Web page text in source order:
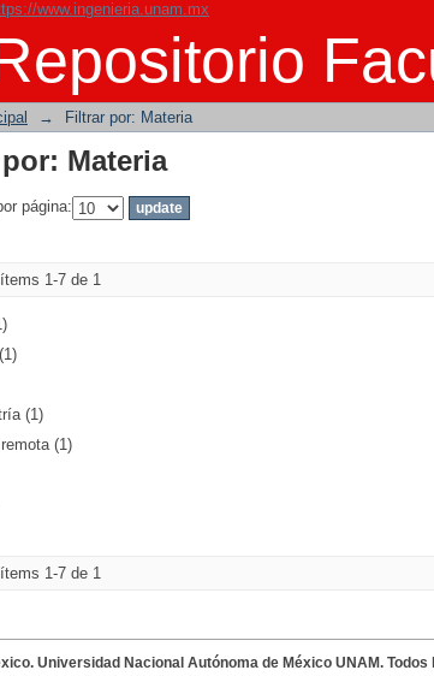
www.ingenieria.unam.mx
Materia
→ Filtrar por: Materia
Materia
página:
1-7 de 1
(1)
(1)
1-7 de 1
Universidad Nacional Autónoma de México UNAM.